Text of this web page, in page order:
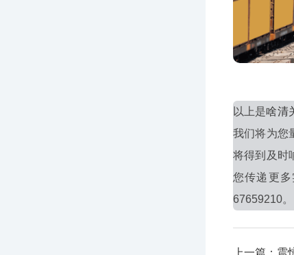
以上是啥清
我们将为您
将得到及时
您传递更
67659210。
上一篇：